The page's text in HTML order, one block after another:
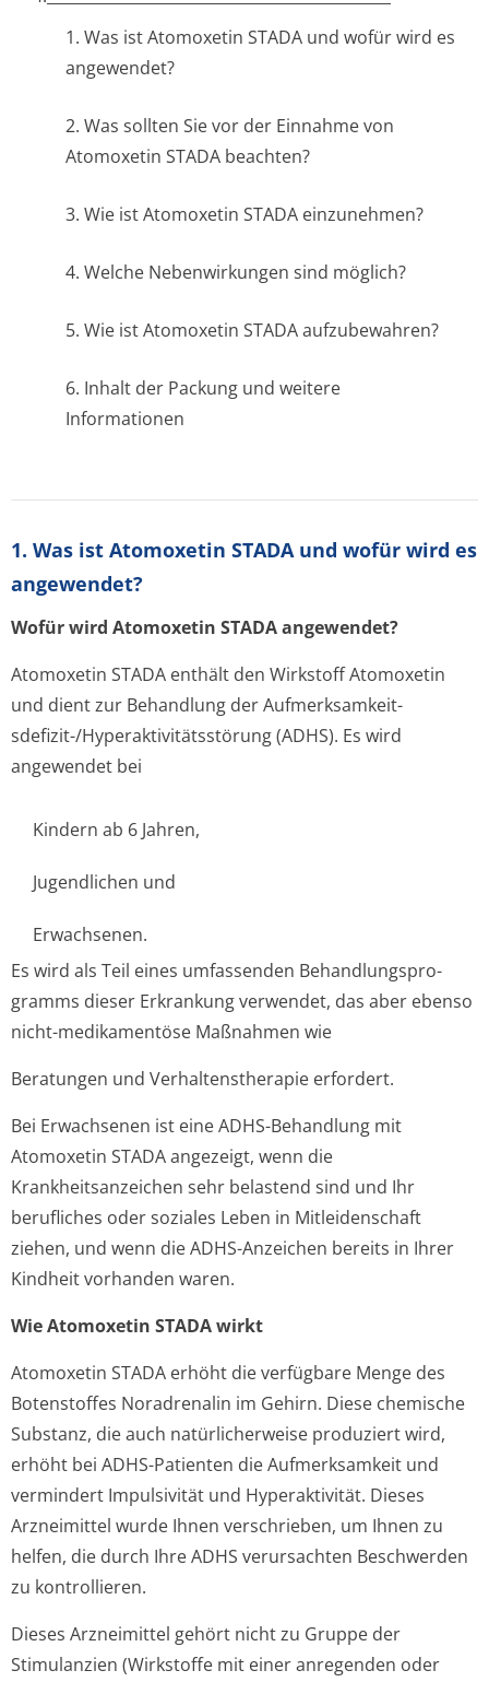
1. Was ist Atomoxetin STADA und wofür wird es
angewendet?
2. Was sollten Sie vor der Einnahme von
Atomoxetin STADA beachten?
3. Wie ist Atomoxetin STADA einzunehmen?
4. Welche Nebenwirkungen sind möglich?
5. Wie ist Atomoxetin STADA aufzubewahren?
6. Inhalt der Packung und weitere
Informationen
1. Was ist Atomoxetin STADA und wofür wird es
angewendet?
Wofür wird Atomoxetin STADA angewendet?
Atomoxetin STADA enthält den Wirkstoff Atomoxetin
und dient zur Behandlung der Aufmerksamkeit­
sdefizit-/Hyperaktivitätsstörung (ADHS). Es wird
angewendet bei
Kindern ab 6 Jahren,
Jugendlichen und
Erwachsenen.
Es wird als Teil eines umfassenden Behandlungspro­
gramms dieser Erkrankung verwendet, das aber ebenso
nicht-medikamentöse Maßnahmen wie
Beratungen und Verhaltenstherapie erfordert.
Bei Erwachsenen ist eine ADHS-Behandlung mit
Atomoxetin STADA angezeigt, wenn die
Krankheitsanzeichen sehr belastend sind und Ihr
berufliches oder soziales Leben in Mitleidenschaft
ziehen, und wenn die ADHS-Anzeichen bereits in Ihrer
Kindheit vorhanden waren.
Wie Atomoxetin STADA wirkt
Atomoxetin STADA erhöht die verfügbare Menge des
Botenstoffes Noradrenalin im Gehirn. Diese chemische
Substanz, die auch natürlicherweise produziert wird,
erhöht bei ADHS-Patienten die Aufmerksamkeit und
vermindert Impulsivität und Hyperaktivität. Dieses
Arzneimittel wurde Ihnen verschrieben, um Ihnen zu
helfen, die durch Ihre ADHS verursachten Beschwerden
zu kontrollieren.
Dieses Arzneimittel gehört nicht zu Gruppe der
Stimulanzien (Wirkstoffe mit einer anregenden oder